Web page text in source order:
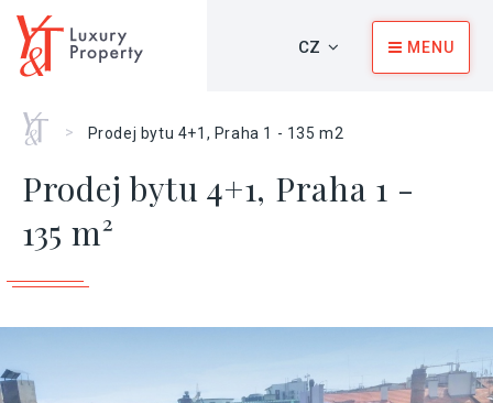
CZ MENU
Home
> Prodej bytu 4+1, Praha 1 - 135 m2
Prodej bytu 4+1, Praha 1 -
135 m²